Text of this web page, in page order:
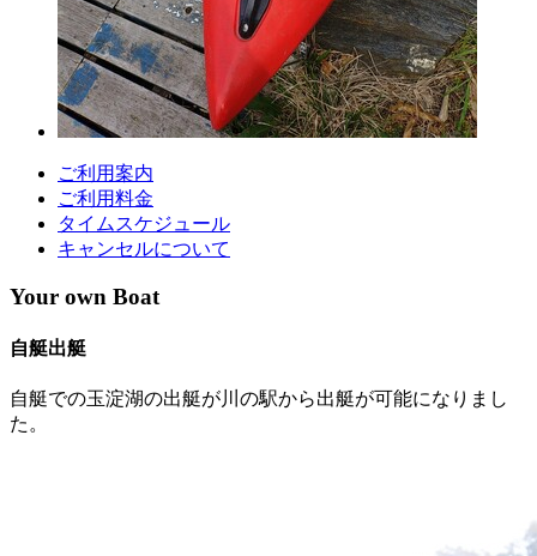
ご利用案内
ご利用料金
タイムスケジュール
キャンセルについて
Your own Boat
自艇出艇
自艇での玉淀湖の出艇が川の駅から出艇が可能になりまし
た。